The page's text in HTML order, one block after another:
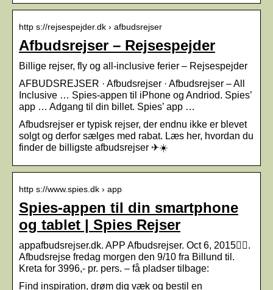
http s://rejsespejder.dk › afbudsrejser
Afbudsrejser – Rejsespejder
Billige rejser, fly og all-inclusive ferier – Rejsespejder
AFBUDSREJSER · Afbudsrejser · Afbudsrejser – All
Inclusive … Spies-appen til iPhone og Andriod. Spies’
app … Adgang til din billet. Spies’ app …
Afbudsrejser er typisk rejser, der endnu ikke er blevet
solgt og derfor sælges med rabat. Læs her, hvordan du
finder de billigste afbudsrejser ✈☀️
http s://www.spies.dk › app
Spies-appen til din smartphone
og tablet | Spies Rejser
appafbudsrejser.dk. APP Afbudsrejser. Oct 6, 2015󰞋󰟠.
Afbudsrejse fredag morgen den 9/10 fra Billund til.
Kreta for 3996,- pr. pers. – få pladser tilbage:
Find inspiration, drøm dig væk og bestil en